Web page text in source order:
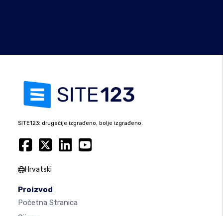
SITE123: drugačije izgrađeno, bolje izgrađeno.
Hrvatski
Proizvod
Početna Stranica